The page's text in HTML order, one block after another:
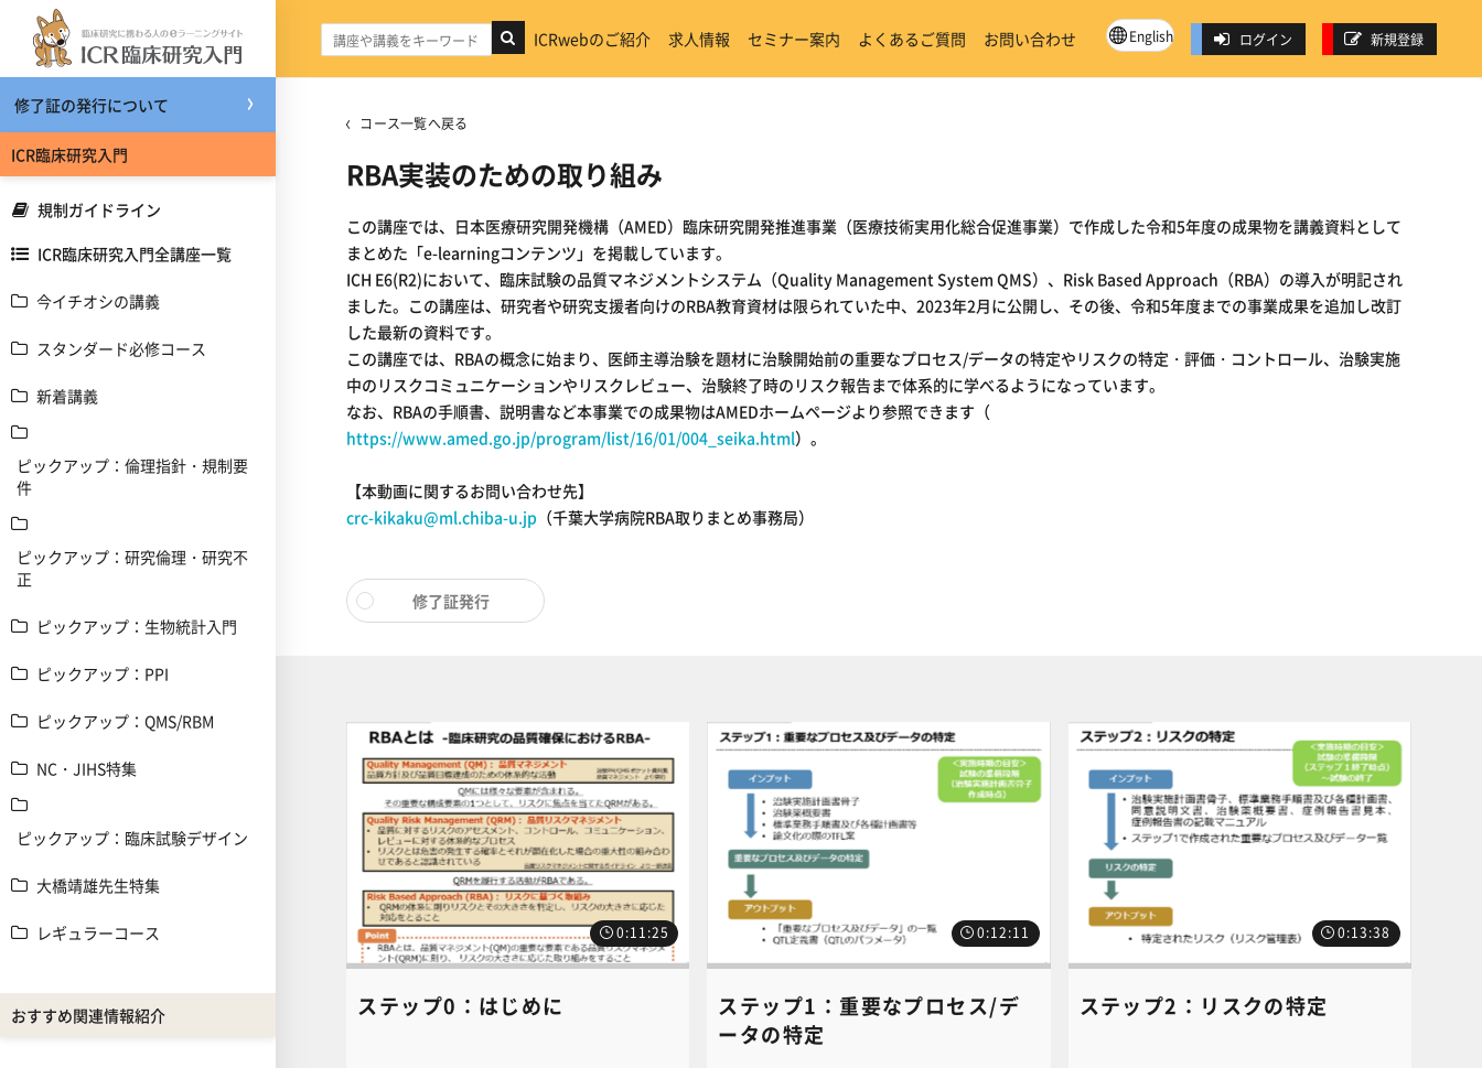
メインコンテンツへスキップする
修了証の発行について
ICR臨床研究入門
規制ガイドライン
ICR臨床研究入門全講座一覧
今イチオシの講義
スタンダード必修コース
新着講義
ピックアップ：倫理指針・規制要
件
ピックアップ：研究倫理・研究不
正
ピックアップ：生物統計入門
ピックアップ：PPI
ピックアップ：QMS/RBM
NC・JIHS特集
ピックアップ：臨床試験デザイン
大橋靖雄先生特集
レギュラーコース
おすすめ関連情報紹介
ICRwebのご紹介 求人情報 セミナー案内 よくあるご質問 お問い合わせ English ログイン 新規登録
コース一覧へ戻る
RBA実装のための取り組み
この講座では、日本医療研究開発機構（AMED）臨床研究開発推進事業（医療技術実用化総合促進事業）で作成した令和5年度の成果物を講義資料として
まとめた「e-learningコンテンツ」を掲載しています。
ICH E6(R2)において、臨床試験の品質マネジメントシステム（Quality Management System QMS）、Risk Based Approach（RBA）の導入が明記され
ました。この講座は、研究者や研究支援者向けのRBA教育資材は限られていた中、2023年2月に公開し、その後、令和5年度までの事業成果を追加し改訂
した最新の資料です。
この講座では、RBAの概念に始まり、医師主導治験を題材に治験開始前の重要なプロセス/データの特定やリスクの特定・評価・コントロール、治験実施
中のリスクコミュニケーションやリスクレビュー、治験終了時のリスク報告まで体系的に学べるようになっています。
なお、RBAの手順書、説明書など本事業での成果物はAMEDホームページより参照できます（
https://www.amed.go.jp/program/list/16/01/004_seika.html）。
【本動画に関するお問い合わせ先】
crc-kikaku@ml.chiba-u.jp （千葉大学病院RBA取りまとめ事務局）
修了証発行
0:11:25
ステップ0：はじめに
0:12:11
ステップ1：重要なプロセス/デ
ータの特定
0:13:38
ステップ2：リスクの特定